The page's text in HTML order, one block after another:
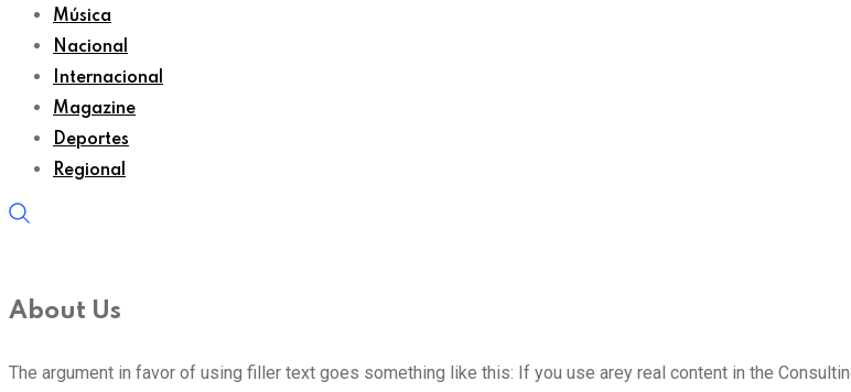
Música
Nacional
Internacional
Magazine
Deportes
Regional
About Us
The argument in favor of using filler text goes something like this: If you use arey real content in the